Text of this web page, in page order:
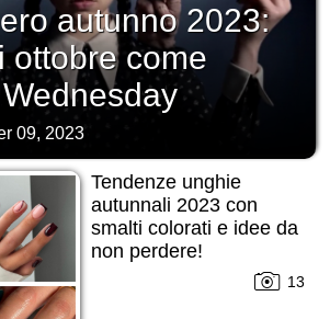
autunno 2023:
ottobre come
09, 2023
Tendenze unghie
autunnali 2023 con
smalti colorati e idee da
non perdere!
13